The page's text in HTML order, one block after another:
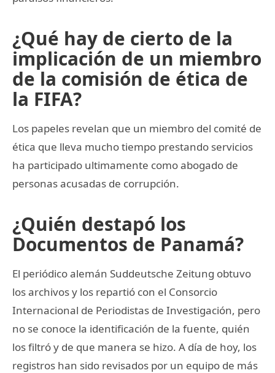
¿Qué hay de cierto de la
implicación de un miembro
de la comisión de ética de
la FIFA?
Los papeles revelan que un miembro del comité de
ética que lleva mucho tiempo prestando servicios
ha participado ultimamente como abogado de
personas acusadas de corrupción.
¿Quién destapó los
Documentos de Panamá?
El periódico alemán Suddeutsche Zeitung obtuvo
los archivos y los repartió con el Consorcio
Internacional de Periodistas de Investigación, pero
no se conoce la identificación de la fuente, quién
los filtró y de que manera se hizo. A día de hoy, los
registros han sido revisados por un equipo de más